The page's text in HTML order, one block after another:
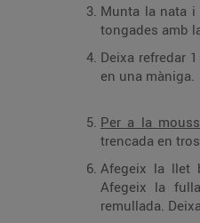
Munta la nata
tongades amb
Deixa refredar
en una màniga.
Per a la
trencada en
Afegeix la llet
Afegeix la
remullada.